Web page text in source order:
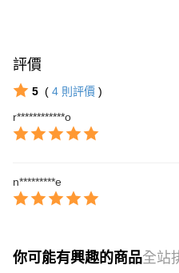
評價
5 ( 4 則評價 )
r************o
n*********e
你可能有興趣的商品全站